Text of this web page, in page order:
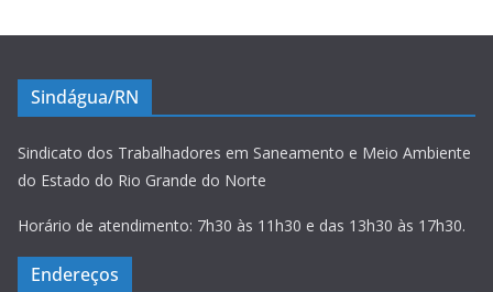
Sindágua/RN
Sindicato dos Trabalhadores em Saneamento e Meio Ambiente
do Estado do Rio Grande do Norte
Horário de atendimento: 7h30 às 11h30 e das 13h30 às 17h30.
Endereços